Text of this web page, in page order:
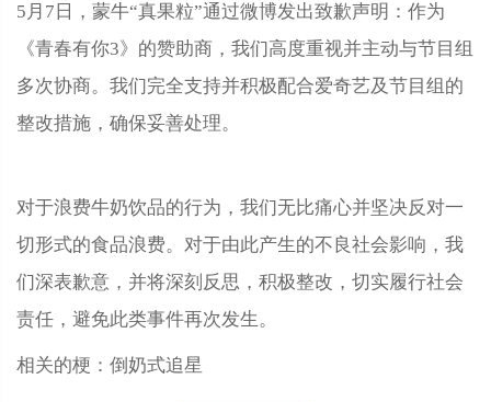
5月7日，蒙牛“真果粒”通过微博发出致歉声明：作为
《青春有你3》的赞助商，我们高度重视并主动与节目组
多次协商。我们完全支持并积极配合爱奇艺及节目组的
整改措施，确保妥善处理。
对于浪费牛奶饮品的行为，我们无比痛心并坚决反对一
切形式的食品浪费。对于由此产生的不良社会影响，我
们深表歉意，并将深刻反思，积极整改，切实履行社会
责任，避免此类事件再次发生。
相关的梗：倒奶式追星